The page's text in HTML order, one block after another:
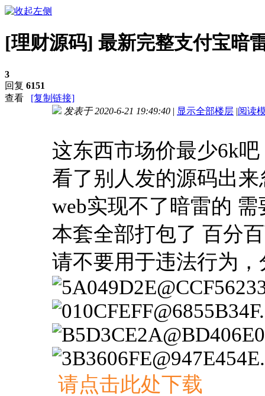
[理财源码] 最新完整支付宝暗
3
回复 6151
查看
[复制链接]
发表于 2020-6-21 19:49:40 | 显示全部楼层 |阅读
这东西市场价最少6k吧
看了别人发的源码出
web实现不了暗雷的
本套全部打包了 百分
请不要用于违法行为
请点击此处下载